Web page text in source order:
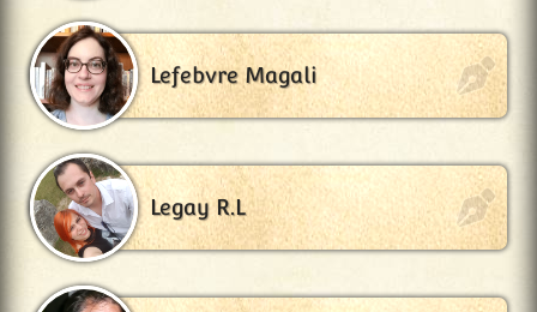
Lefebvre Magali
Legay R.L